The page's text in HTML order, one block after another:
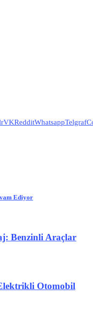
VKRedditWhatsappTelgraf
Ediyor
Benzinli Araçlar
Otomobil